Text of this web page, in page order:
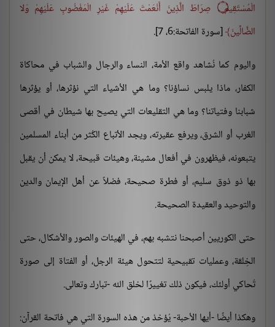
الْمُسْتَقِيمَ ۝ صِرَاطَ الَّذِينَ أَنْعَمْتَ عَلَيْهِمْ غَيْرِ الْمَغْضُوبِ عَلَيْهِمْ وَلا
الضَّالِّينَ [سورة الفاتحة:6، 7].
واليوم كما نُشاهد واقع الأمة، النساء والرجال والشباب في محاكاة
الكفار، ماذا يلبس نساؤنا؟ وما هي الأشياء التي نؤثرها، أو يؤثرها
شبابنا وفتياتنا؟ وما هي التقليعات التي يصيح بها شيطان في أقصى
الغرب أو الشرق، ويرفع عقيرته، ويجد الأتباع الكُثر من أبناء المسلمين
يتبعونه، فيظهرون في أفعال مشينة، وهيئات قبيحة، لا يمكن أن يقبل
بها ذو ذوق سليم، أو فطرة صحيحة، فضلاً عن أهل الإيمان والدين
والتوحيد والعقيدة الصحيحة.
حتى الكوريين أصبحنا نتشبه بهم، في الهيئات والصور والأشكال، حتى
الخِلقة، وعمليات تقبيحية لتتحول هيئة الرجل، أو الفتاة إلى صورة
تُحاكي أولئك، فيكون ذلك تغييرًا لخلق الله -تبارك وتعالى.
وهكذا أيضًا -أيها الأحبة- يُؤخذ من هذه السورة التي هي فاتحة القرآن: